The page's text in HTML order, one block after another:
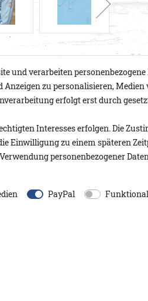
Farbe gew.
Charakter. Die große
Design einen
zusätzlich einen
extra großen
auch für hohen
und verarbeiten personenbezogene
Anzeigen zu personalisieren,
erfolgt erst durch
Interesses erfolgen. Die
Einwilligung zu einem späteren
personenbezogener
PayPal
Funktional